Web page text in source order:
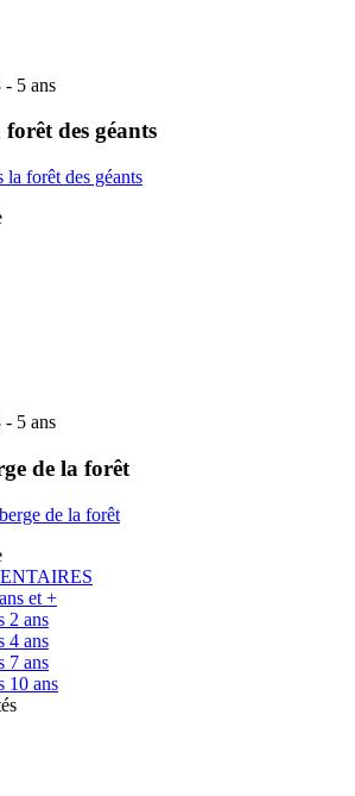
5 ans
des géants
la forêt des géants
5 ans
de la forêt
de la forêt
et +
2 ans
4 ans
7 ans
10 ans